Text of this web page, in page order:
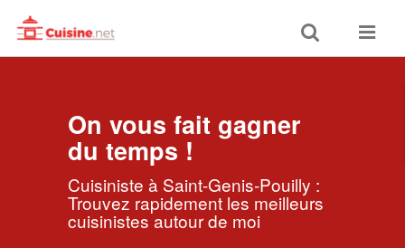
Toggle
search
Toggle
On vous fait gagner
du temps !
Cuisiniste à Saint-Genis-Pouilly :
Trouvez rapidement les meilleurs
cuisinistes autour de moi